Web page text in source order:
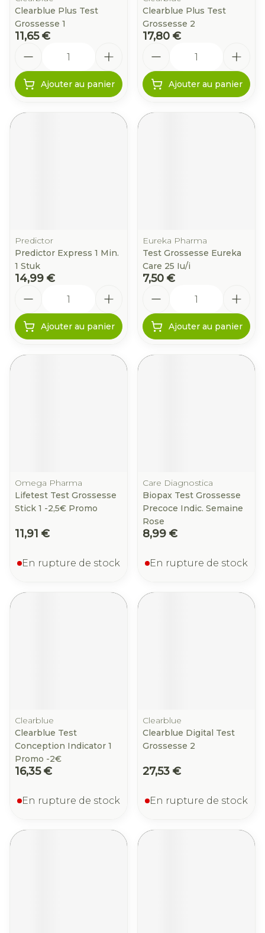
Clearblue Plus Test
Grossesse 1
11,65 €
Ajouter au panier
Clearblue Plus Test
Grossesse 2
17,80 €
Ajouter au panier
Predictor
Predictor Express 1 Min.
1 Stuk
14,99 €
Ajouter au panier
Eureka Pharma
Test Grossesse Eureka
Care 25 Iu/i
7,50 €
Ajouter au panier
Omega Pharma
Lifetest Test Grossesse
Stick 1 -2,5€ Promo
11,91 €
En rupture de stock
Care Diagnostica
Biopax Test Grossesse
Precoce Indic. Semaine
Rose
8,99 €
En rupture de stock
Clearblue
Clearblue Test
Conception Indicator 1
Promo -2€
16,35 €
En rupture de stock
Clearblue
Clearblue Digital Test
Grossesse 2
27,53 €
En rupture de stock